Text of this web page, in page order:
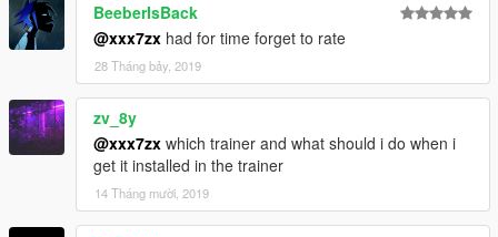
BeeberIsBack
@xxx7zx had for time forget to rate
28 Tháng bảy, 2019
zv_8y
@xxx7zx which trainer and what should i do when i
get it installed in the trainer
14 Tháng mười, 2019